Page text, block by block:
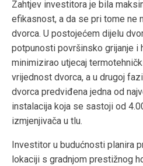
Zahtjev investitora je bila
efikasnost, a da se pri tome ne
dvorca. U postojećem dijelu
potpunosti površinsko grijanje i
minimizirao utjecaj
vrijednost dvorca, a u drugoj
dvorca predviđena jedna od
instalacija koja se sastoji od
izmjenjivača u tlu.
Investitor u budućnosti planira
lokaciji s gradnjom prestižnog